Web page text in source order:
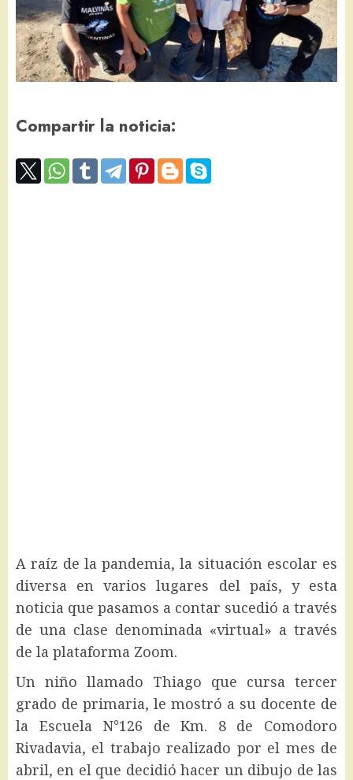
Compartir la noticia:
A raíz de la pandemia, la situación escolar es
diversa en varios lugares del país, y esta
noticia que pasamos a contar sucedió a través
de una clase denominada «virtual» a través
de la plataforma Zoom.
Un niño llamado Thiago que cursa tercer
grado de primaria, le mostró a su docente de
la Escuela N°126 de Km. 8 de Comodoro
Rivadavia, el trabajo realizado por el mes de
abril, en el que decidió hacer un dibujo de las